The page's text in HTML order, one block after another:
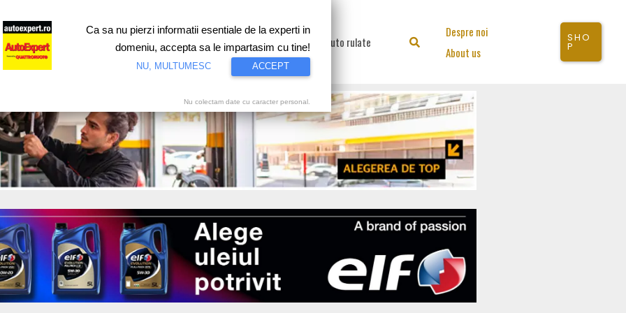
Test drive Motorsport Proiecte speciale Video Auto rulate Search
Despre noi
About us
SHO
P
Ca sa nu pierzi informatii esentiale de la experti in
domeniu, accepta sa le impartasim cu tine!
NU, MULTUMESC ACCEPT
Nu colectam date cu caracter personal.